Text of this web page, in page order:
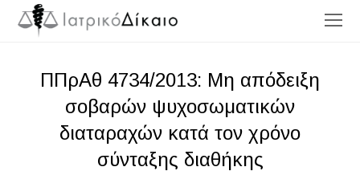
ΠΠρΑθ 4734/2013: Μη απόδειξη
σοβαρών ψυχοσωματικών
διαταραχών κατά τον χρόνο
σύνταξης διαθήκης